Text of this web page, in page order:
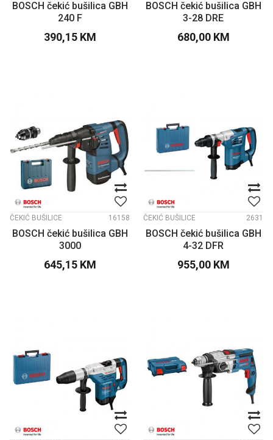
BOSCH čekić bušilica GBH
240 F
390,15 KM
BOSCH čekić bušilica GBH
3-28 DRE
680,00 KM
ČEKIĆ BUŠILICE 16158
BOSCH čekić bušilica GBH
3000
645,15 KM
ČEKIĆ BUŠILICE 2631
BOSCH čekić bušilica GBH
4-32 DFR
955,00 KM